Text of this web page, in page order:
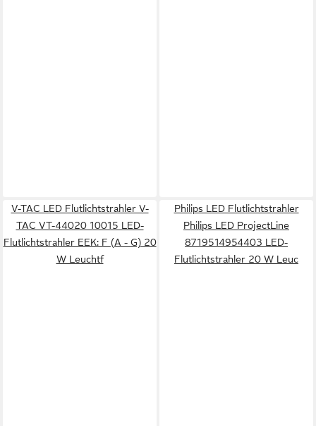
V-TAC LED Flutlichtstrahler V-
TAC VT-44020 10015 LED-
Flutlichtstrahler EEK: F (A - G) 20
W Leuchtf
Philips LED Flutlichtstrahler
Philips LED ProjectLine
8719514954403 LED-
Flutlichtstrahler 20 W Leuc